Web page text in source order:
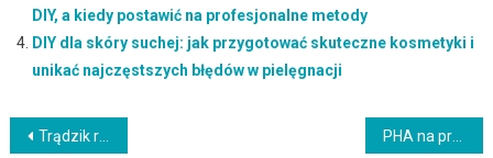
DIY, a kiedy postawić na profesjonalne metody
DIY dla skóry suchej: jak przygotować skuteczne kosmetyki i
unikać najczęstszych błędów w pielęgnacji
Nawigacja
Trądzik różowaty: rozpoznanie, pielęgnacja i unikanie czynników nasilających objawy PHA na przebarwienia: jak stosować polihydroksykwasy, by uniknąć podrażnień i osiągnąć efekt rozjaśnienia skóry